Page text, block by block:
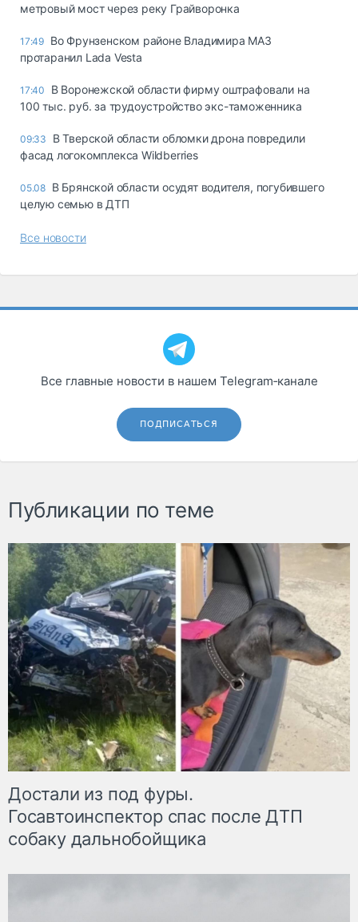
метровый мост через реку Грайворонка
17:49 Во Фрунзенском районе Владимира МАЗ
протаранил Lada Vesta
17:40
В Воронежской области фирму оштрафовали на
100 тыс. руб. за трудоустройство экс-таможенника
09:33
В Тверской области обломки дрона повредили
фасад логокомплекса Wildberries
05.08 В Брянской области осудят водителя, погубившего
целую семью в ДТП
Все новости
Все главные новости в нашем Telegram‑канале
ПОДПИСАТЬСЯ
Публикации по теме
Достали из под фуры.
Госавтоинспектор спас после ДТП
собаку дальнобойщика